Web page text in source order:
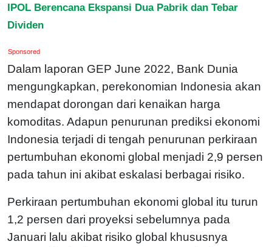
IPOL Berencana Ekspansi Dua Pabrik dan Tebar
Dividen
Sponsored
Dalam laporan GEP June 2022, Bank Dunia
mengungkapkan, perekonomian Indonesia akan
mendapat dorongan dari kenaikan harga
komoditas. Adapun penurunan prediksi ekonomi
Indonesia terjadi di tengah penurunan perkiraan
pertumbuhan ekonomi global menjadi 2,9 persen
pada tahun ini akibat eskalasi berbagai risiko.
Perkiraan pertumbuhan ekonomi global itu turun
1,2 persen dari proyeksi sebelumnya pada
Januari lalu akibat risiko global khususnya